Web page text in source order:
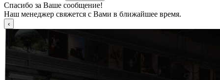
Спасибо за Ваше сообщение!
Наш менеджер свяжется с Вами в ближайшее время.